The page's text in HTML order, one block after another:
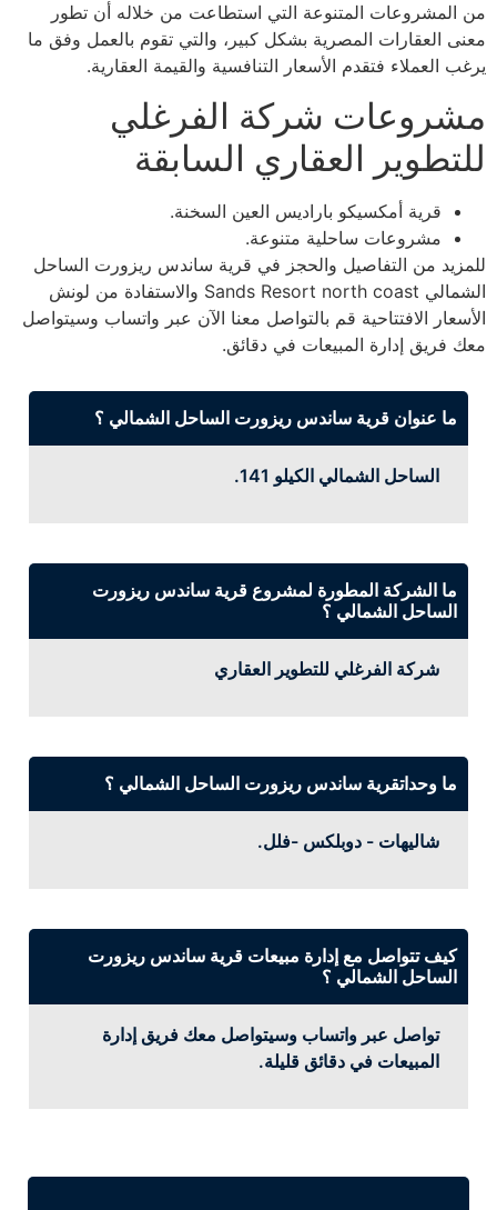
من المشروعات المتنوعة التي استطاعت من خلاله أن تطور
معنى العقارات المصرية بشكل كبير، والتي تقوم بالعمل وفق ما
يرغب العملاء فتقدم الأسعار التنافسية والقيمة العقارية.
مشروعات شركة الفرغلي
للتطوير العقاري السابقة
قرية أمكسيكو باراديس العين السخنة.
مشروعات ساحلية متنوعة.
للمزيد من التفاصيل والحجز في قرية ساندس ريزورت الساحل
الشمالي Sands Resort north coast والاستفادة من لونش
الأسعار الافتتاحية قم بالتواصل معنا الآن عبر واتساب وسيتواصل
معك فريق إدارة المبيعات في دقائق.
ما عنوان قرية ساندس ريزورت الساحل الشمالي ؟
الساحل الشمالي الكيلو 141.
ما الشركة المطورة لمشروع قرية ساندس ريزورت
الساحل الشمالي ؟
شركة الفرغلي للتطوير العقاري
ما وحداتقرية ساندس ريزورت الساحل الشمالي ؟
شاليهات - دوبلكس -فلل.
كيف تتواصل مع إدارة مبيعات قرية ساندس ريزورت
الساحل الشمالي ؟
تواصل عبر واتساب وسيتواصل معك فريق إدارة
المبيعات في دقائق قليلة.